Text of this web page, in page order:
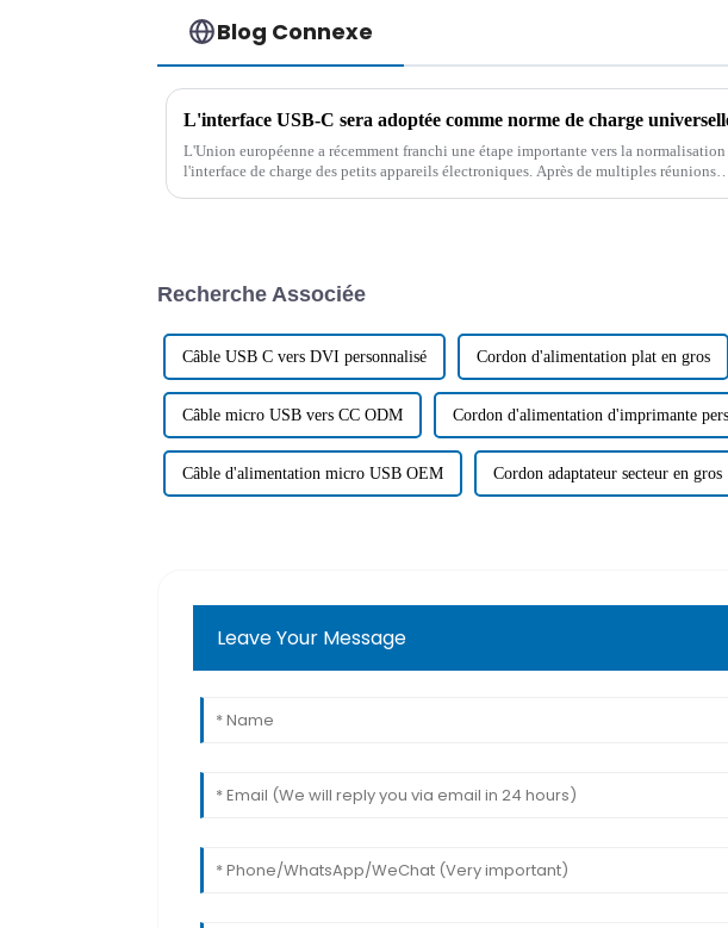
Blog Connexe
L'Union européenne a récemment franchi une étape importante vers la normalisation
l'interface de charge des petits appareils électroniques. Après de multiples réunions
Recherche Associée
Câble USB C vers DVI personnalisé Cordon d'alimentation plat en gros
Câble micro USB vers CC ODM Cordon d'alimentation d'imprimante
Câble d'alimentation micro USB OEM Cordon adaptateur secteur en gros
Leave Your Message